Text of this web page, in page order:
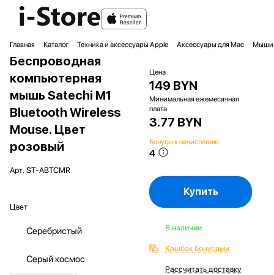
Главная Каталог Техника и аксессуары Apple Аксессуары для Mac Мыши
Беспроводная
компьютерная
мышь Satechi M1
Bluetooth Wireless
Mouse. Цвет
розовый
Арт. ST-ABTCMR
Цвет
Серебристый
Серый космос
Цена
149 BYN
Минимальная ежемесячная
плата
3.77 BYN
Бонусы к начислению:
4
Купить
В наличии
Кэшбэк бонусами
Рассчитать доставку